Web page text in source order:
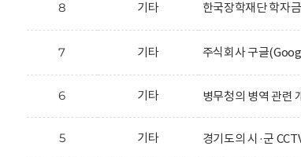
8 기타 한국장학재단 학자
7 기타 주식회사 구글
6 기타 병무청의 병역 관련
5 기타 경기도의 시·군